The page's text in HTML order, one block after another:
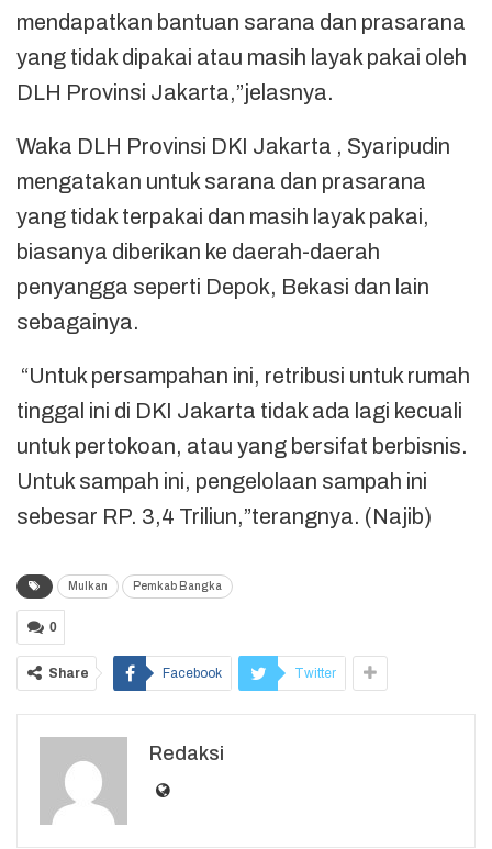
mendapatkan bantuan sarana dan prasarana
yang tidak dipakai atau masih layak pakai oleh
DLH Provinsi Jakarta,”jelasnya.
Waka DLH Provinsi DKI Jakarta , Syaripudin
mengatakan untuk sarana dan prasarana
yang tidak terpakai dan masih layak pakai,
biasanya diberikan ke daerah-daerah
penyangga seperti Depok, Bekasi dan lain
sebagainya.
“Untuk persampahan ini, retribusi untuk rumah
tinggal ini di DKI Jakarta tidak ada lagi kecuali
untuk pertokoan, atau yang bersifat berbisnis.
Untuk sampah ini, pengelolaan sampah ini
sebesar RP. 3,4 Triliun,”terangnya. (Najib)
Mulkan Pemkab Bangka
0
Share Facebook Twitter
Redaksi